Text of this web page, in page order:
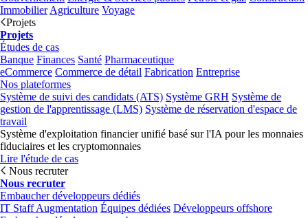
Immobilier Agriculture Voyage
Projets
Projets
Études de cas
Banque Finances Santé Pharmaceutique
eCommerce Commerce de détail Fabrication Entreprise
Nos plateformes
Système de suivi des candidats (ATS) Système GRH Système de
gestion de l'apprentissage (LMS) Système de réservation d'espace de
travail
Système d'exploitation financier unifié basé sur l'IA pour les monnaies
fiduciaires et les cryptomonnaies
Lire l'étude de cas
Nous recruter
Nous recruter
Embaucher développeurs dédiés
IT Staff Augmentation Équipes dédiées Développeurs offshore